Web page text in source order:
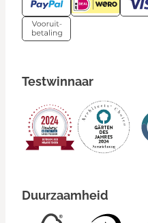
Testwinnaar
Duurzaamheid